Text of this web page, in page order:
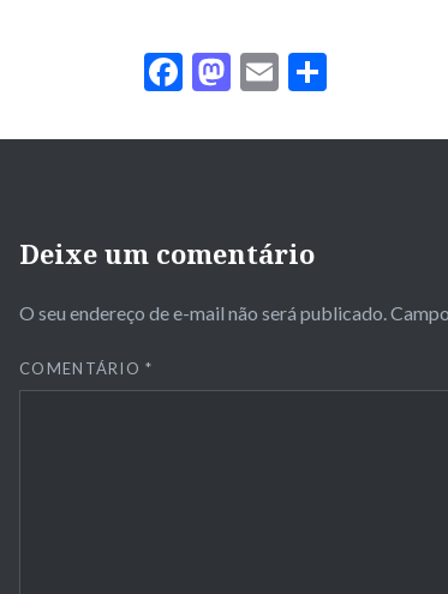
Facebook
Mastodon
Email
Deixe um comentário
O seu endereço de e-mail não será publicado.
COMENTÁRIO*